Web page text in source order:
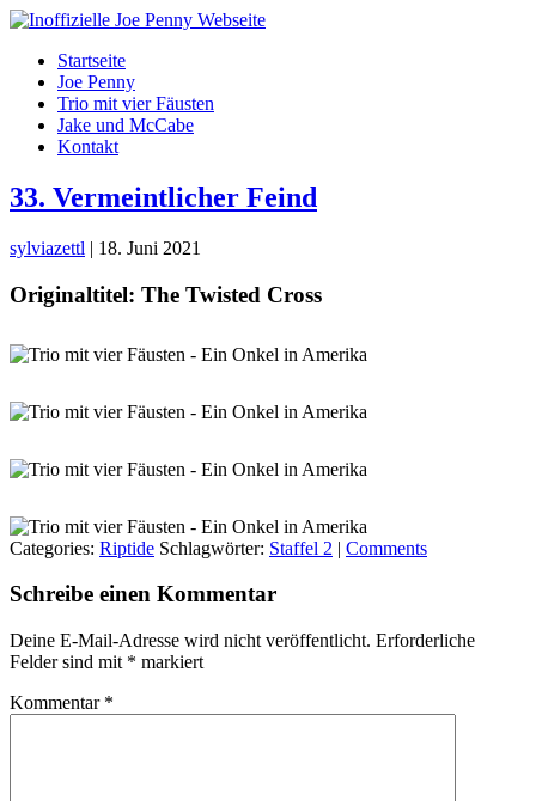
Skip
content
Startseite
Joe Penny
Trio mit vier Fäusten
Jake und McCabe
Kontakt
33. Vermeintlicher Feind
sylviazettl | 18. Juni 2021
Originaltitel: The Twisted Cross
Categories: Riptide Schlagwörter: Staffel 2 | Comments
Schreibe einen Kommentar
Deine E-Mail-Adresse wird nicht veröffentlicht. Erforderliche
Felder sind mit * markiert
Kommentar *